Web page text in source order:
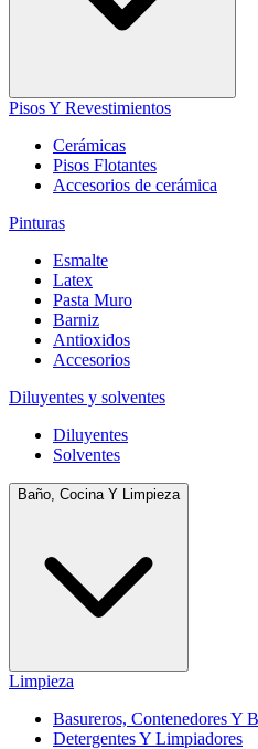
Pisos Y Revestimientos
Cerámicas
Pisos Flotantes
Accesorios de cerámica
Pinturas
Esmalte
Latex
Pasta Muro
Barniz
Antioxidos
Accesorios
Diluyentes y solventes
Diluyentes
Solventes
Baño, Cocina Y Limpieza
Limpieza
Basureros, Contenedores Y
Detergentes Y Limpiadores